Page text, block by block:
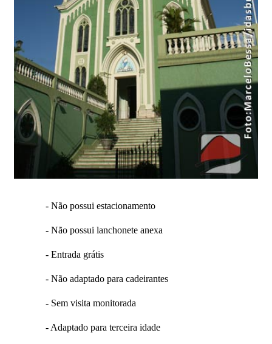
- Não possui estacionamento
- Não possui lanchonete anexa
- Entrada grátis
- Não adaptado para cadeirantes
- Sem visita monitorada
- Adaptado para terceira idade